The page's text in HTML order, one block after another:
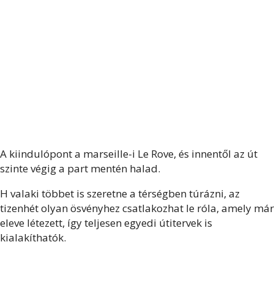
A kiindulópont a marseille-i Le Rove, és innentől az út
szinte végig a part mentén halad.
H valaki többet is szeretne a térségben túrázni, az
tizenhét olyan ösvényhez csatlakozhat le róla, amely már
eleve létezett, így teljesen egyedi útitervek is
kialakíthatók.